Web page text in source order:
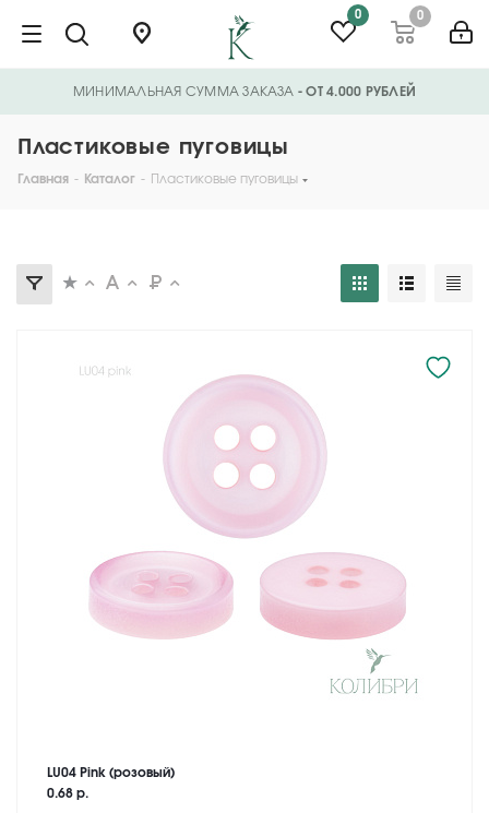
0 0
МИНИМАЛЬНАЯ СУММА ЗАКАЗА - ОТ 4.000 РУБЛЕЙ
Пластиковые пуговицы
Главная - Каталог - Пластиковые пуговицы
LU04 Pink (розовый)
0.68 р.